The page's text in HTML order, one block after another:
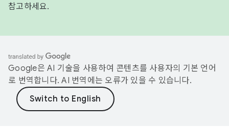
참고하세요.
Google은 AI 기술을 사용하여 콘텐츠를 사용자의 기본 언어
로 번역합니다. AI 번역에는 오류가 있을 수 있습니다.